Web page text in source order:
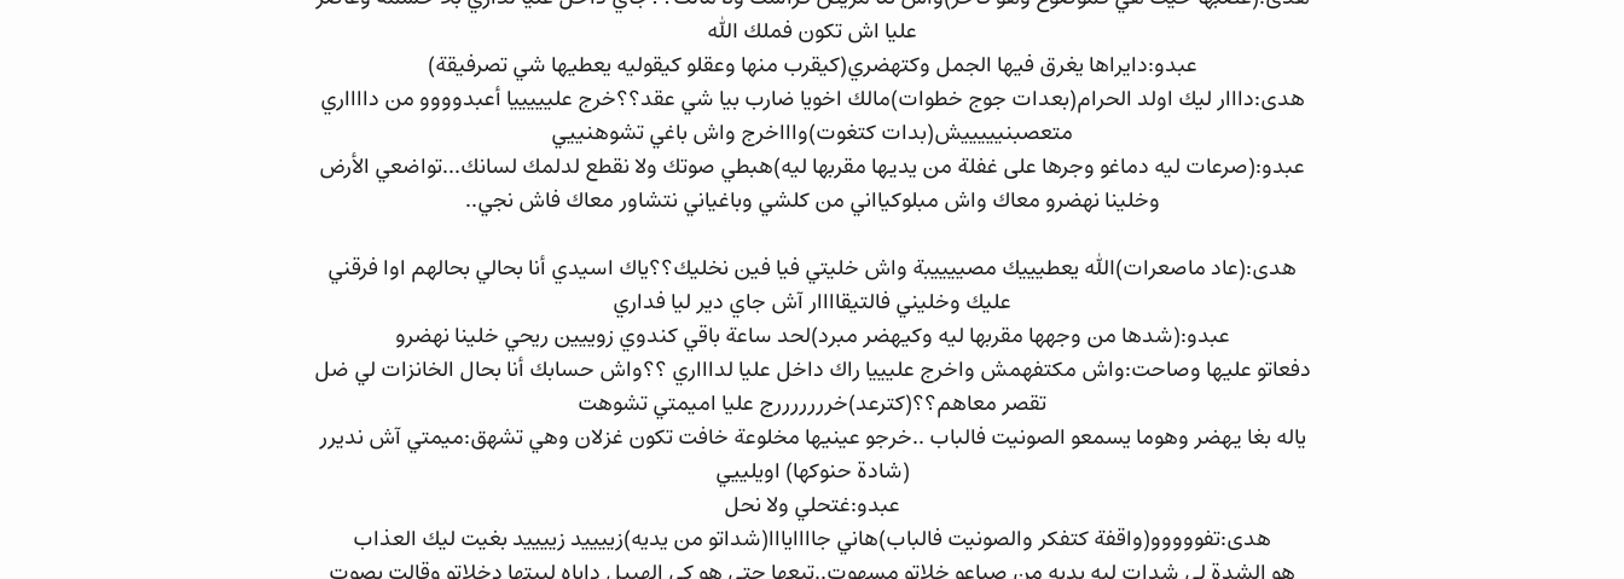
عليا اش تكون فملك الله
عبدو:دايراها يغرق فيها الجمل وكتهضري(كيقرب منها وعقلو كيقوليه يعطيها شي تصرفيقة)
هدى:دااار ليك اولد الحرام(بعدات جوج خطوات)مالك اخويا ضارب بيا شي عقد؟؟خرج عليييييا أعبدوووو من دااااري
متعصبنيييييش(بدات كتغوت)واااخرج واش باغي تشوهنييي
عبدو:(صرعات ليه دماغو وجرها على غفلة من يديها مقربها ليه)هبطي صوتك ولا نقطع لدلمك لسانك...تواضعي الأرض
وخلينا نهضرو معاك واش مبلوكيااني من كلشي وباغياني نتشاور معاك فاش نجي..
هدى:(عاد ماصعرات)الله يعطيييك مصييييبة واش خليتي فيا فين نخليك؟؟ياك اسيدي أنا بحالي بحالهم اوا فرقني
عليك وخليني فالتيقاااار آش جاي دير ليا فداري
عبدو:(شدها من وجهها مقربها ليه وكيهضر مبرد)لحد ساعة باقي كندوي زوييين ريحي خلينا نهضرو
دفعاتو عليها وصاحت:واش مكتفهمش واخرج عليييا راك داخل عليا لداااري ؟؟واش حسابك أنا بحال الخانزات لي ضل
تقصر معاهم؟؟(كترعد)خرررررررج عليا اميمتي تشوهت
ياله بغا يهضر وهوما يسمعو الصونيت فالباب ..خرجو عينيها مخلوعة خافت تكون غزلان وهي تشهق:ميمتي آش نديرر
(شادة حنوكها) اويلييي
عبدو:غتحلي ولا نحل
هدى:تفووووو(واقفة كتفكر والصونيت فالباب)هاني جاااايااا(شداتو من يديه)زييييد زييييد بغيت ليك العذاب